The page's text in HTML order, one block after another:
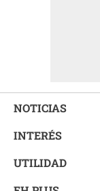
NOTICIAS
INTERÉS
UTILIDAD